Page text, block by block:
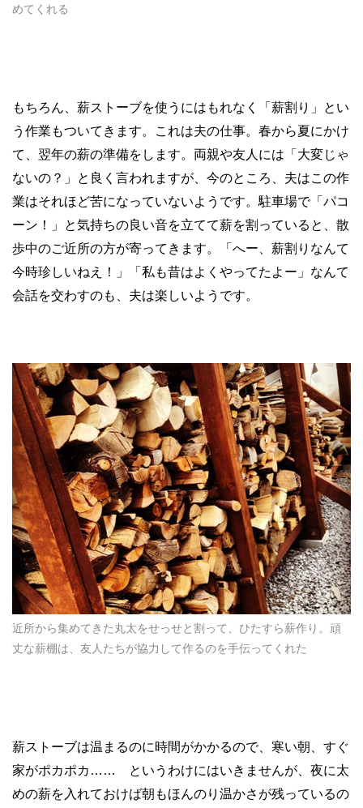
めてくれる
もちろん、薪ストーブを使うにはもれなく「薪割り」とい
う作業もついてきます。これは夫の仕事。春から夏にかけ
て、翌年の薪の準備をします。両親や友人には「大変じゃ
ないの？」と良く言われますが、今のところ、夫はこの作
業はそれほど苦になっていないようです。駐車場で「パコ
ーン！」と気持ちの良い音を立てて薪を割っていると、散
歩中のご近所の方が寄ってきます。「へー、薪割りなんて
今時珍しいねえ！」「私も昔はよくやってたよー」なんて
会話を交わすのも、夫は楽しいようです。
近所から集めてきた丸太をせっせと割って、ひたすら薪作り。頑
丈な薪棚は、友人たちが協力して作るのを手伝ってくれた
薪ストーブは温まるのに時間がかかるので、寒い朝、すぐ
家がポカポカ…… というわけにはいきませんが、夜に太
めの薪を入れておけば朝もほんのり温かさが残っているの